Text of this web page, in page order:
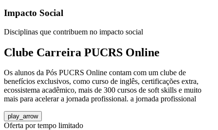
Impacto Social
Disciplinas que contribuem no impacto social
Clube Carreira PUCRS Online
Os alunos da Pós PUCRS Online contam com um clube de
benefícios exclusivos, como curso de inglês, certificações extra,
ecossistema acadêmico, mais de 300 cursos de soft skills e muito
mais para acelerar a jornada profissional. ​a jornada profissional
play_arrow
Oferta por tempo limitado